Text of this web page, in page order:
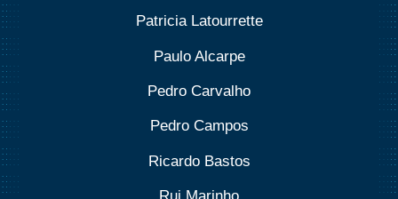
Patricia Latourrette
Paulo Alcarpe
Pedro Carvalho
Pedro Campos
Ricardo Bastos